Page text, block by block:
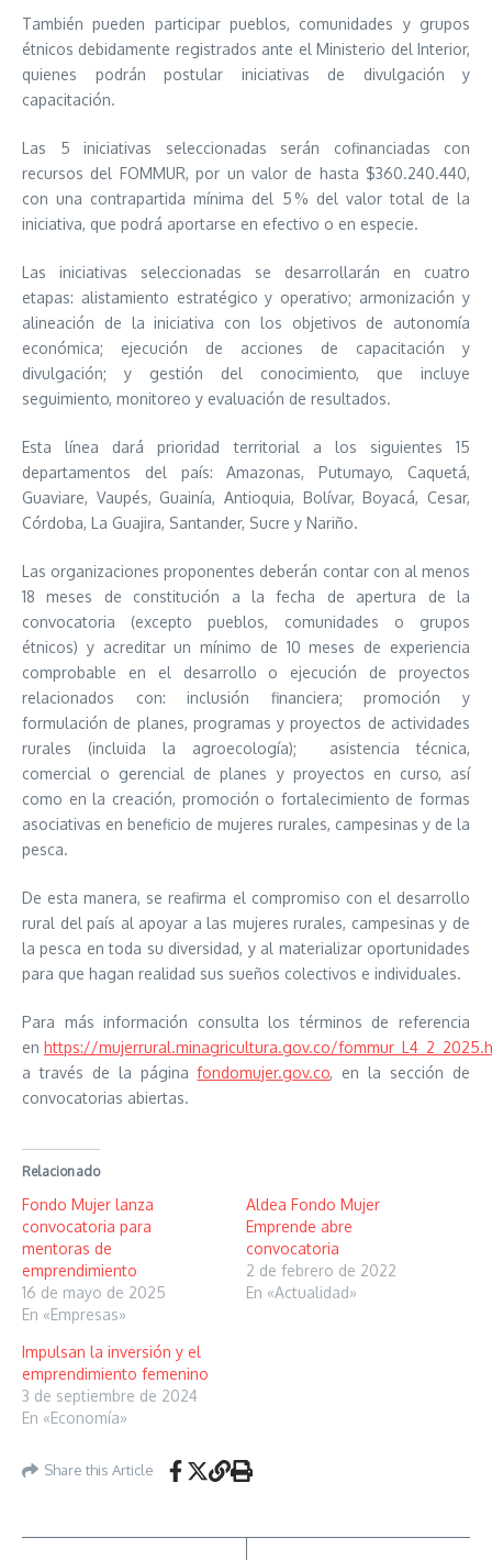
También pueden participar pueblos, comunidades y grupos
étnicos debidamente registrados ante el Ministerio del Interior,
quienes podrán postular iniciativas de divulgación y
capacitación.
Las 5 iniciativas seleccionadas serán cofinanciadas con
recursos del FOMMUR, por un valor de hasta $360.240.440,
con una contrapartida mínima del 5 % del valor total de la
iniciativa, que podrá aportarse en efectivo o en especie.
Las iniciativas seleccionadas se desarrollarán en cuatro
etapas: alistamiento estratégico y operativo; armonización y
alineación de la iniciativa con los objetivos de autonomía
económica; ejecución de acciones de capacitación y
divulgación; y gestión del conocimiento, que incluye
seguimiento, monitoreo y evaluación de resultados.
Esta línea dará prioridad territorial a los siguientes 15
departamentos del país: Amazonas, Putumayo, Caquetá,
Guaviare, Vaupés, Guainía, Antioquia, Bolívar, Boyacá, Cesar,
Córdoba, La Guajira, Santander, Sucre y Nariño.
Las organizaciones proponentes deberán contar con al menos
18 meses de constitución a la fecha de apertura de la
convocatoria (excepto pueblos, comunidades o grupos
étnicos) y acreditar un mínimo de 10 meses de experiencia
comprobable en el desarrollo o ejecución de proyectos
relacionados con: inclusión financiera; promoción y
formulación de planes, programas y proyectos de actividades
rurales (incluida la agroecología); asistencia técnica,
comercial o gerencial de planes y proyectos en curso, así
como en la creación, promoción o fortalecimiento de formas
asociativas en beneficio de mujeres rurales, campesinas y de la
pesca.
De esta manera, se reafirma el compromiso con el desarrollo
rural del país al apoyar a las mujeres rurales, campesinas y de
la pesca en toda su diversidad, y al materializar oportunidades
para que hagan realidad sus sueños colectivos e individuales.
Para más información consulta los términos de referencia
en https://mujerrural.minagricultura.gov.co/
a través de la páginafondomujer.gov.co, en la sección de
convocatorias abiertas.
Relacionado
Fondo Mujer lanza
convocatoria para
mentoras de
emprendimiento
16 de mayo de 2025
En «Empresas»
Aldea Fondo Mujer
Emprende abre
convocatoria
2 de febrero de 2022
En «Actualidad»
Impulsan la inversión y el
emprendimiento femenino
3 de septiembre de 2024
En «Economía»
Share this Article